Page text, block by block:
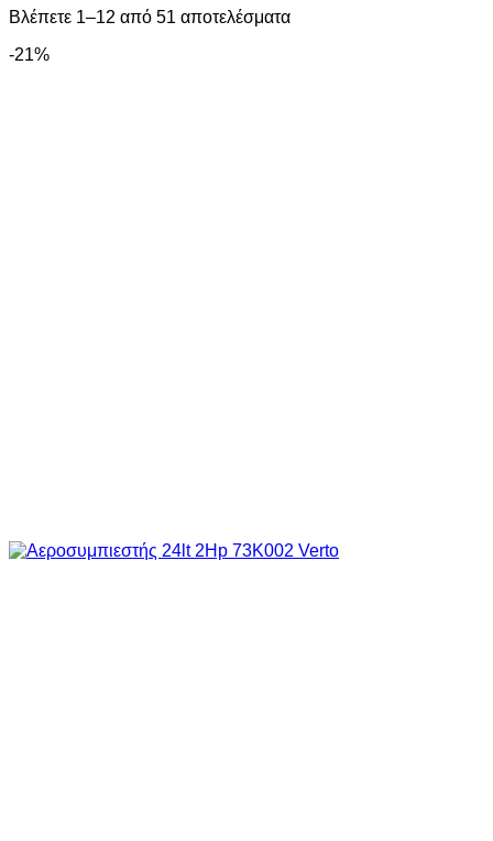
Βλέπετε 1–12 από 51 αποτελέσματα
-21%